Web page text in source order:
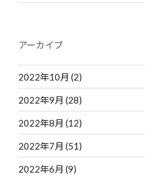
アーカイブ
2022年10月 (2)
2022年9月 (28)
2022年8月 (12)
2022年7月 (51)
2022年6月 (9)